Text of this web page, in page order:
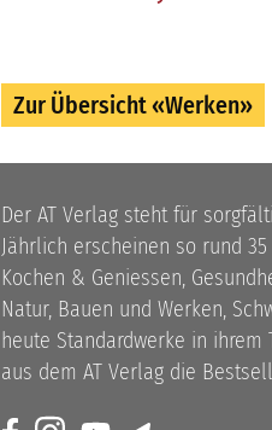
Zur Übersicht «Werken»
Der AT Verlag steht für
Jährlich erscheinen so rund
Kochen & Geniessen,
Natur, Bauen und Werken,
heute Standardwerke in ihrem
aus dem AT Verlag die